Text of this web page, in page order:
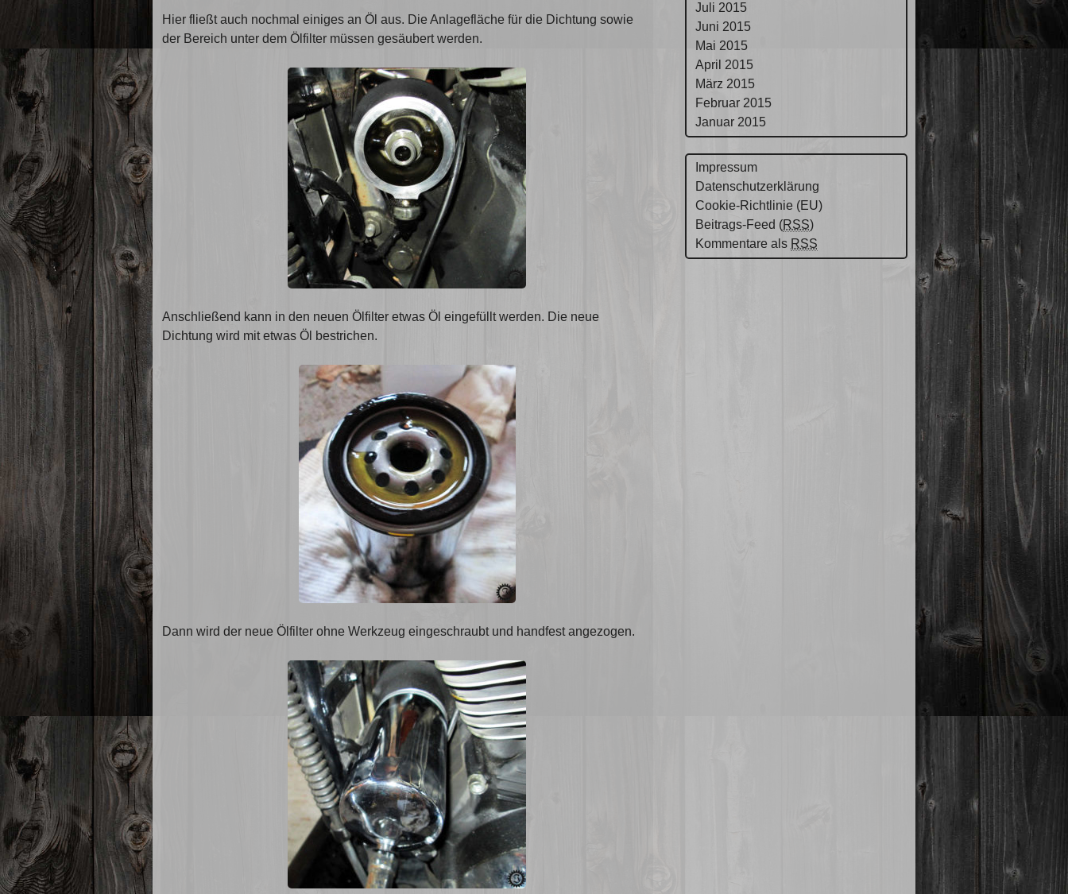
Hier fließt auch nochmal einiges an Öl aus. Die Anlagefläche für die Dichtung sowie
der Bereich unter dem Ölfilter müssen gesäubert werden.
Anschließend kann in den neuen Ölfilter etwas Öl eingefüllt werden. Die neue
Dichtung wird mit etwas Öl bestrichen.
Dann wird der neue Ölfilter ohne Werkzeug eingeschraubt und handfest angezogen.
Juli 2015
Juni 2015
Mai 2015
April 2015
März 2015
Februar 2015
Januar 2015
Impressum
Datenschutzerklärung
Cookie-Richtlinie (EU)
Beitrags-Feed (RSS)
Kommentare als RSS